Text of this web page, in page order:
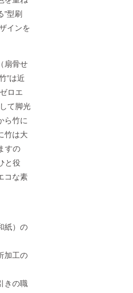
”型刷
インを
扇骨せ
”は近
ロエ
て脚光
ら竹に
竹は大
すの
と役
コな素
紙）の
加工の
きの職